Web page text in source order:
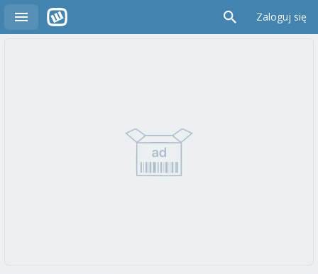
Zaloguj się